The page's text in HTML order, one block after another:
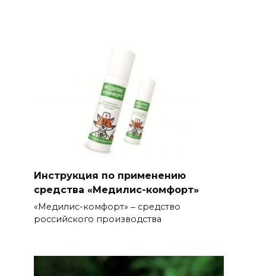
Инструкция по применению
средства «Медилис-комфорт»
«Медилис-комфорт» ‒ средство
российского производства